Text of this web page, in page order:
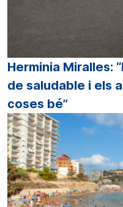
Herminia Miralles:
de saludable i els
coses bé”